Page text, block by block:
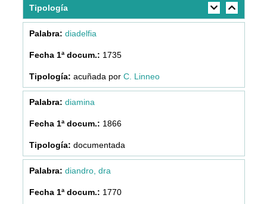
Tipología
diadelfia
1735
acuñada por C. Linneo
diamina
1866
documentada
diandro, dra
1770